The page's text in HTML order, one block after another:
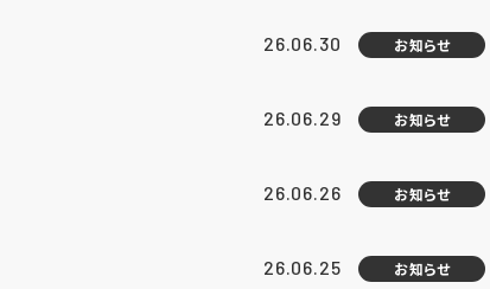
26.06.30 お知らせ
26.06.29 お知らせ
26.06.26 お知らせ
26.06.25 お知らせ